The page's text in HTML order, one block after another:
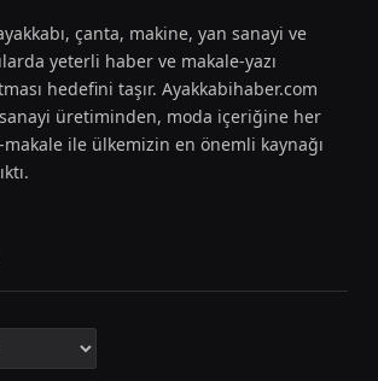
çanta, makine, yan sanayi ve
yeterli haber ve makale-yazı
hedefini taşır. Ayakkabihaber.com
sanayi üretiminden, moda içeriğine her
ile ülkemizin en önemli kaynağı